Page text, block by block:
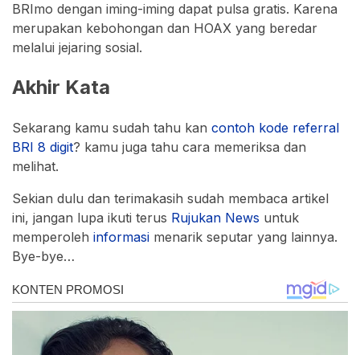
BRImo dengan iming-iming dapat pulsa gratis. Karena
merupakan kebohongan dan HOAX yang beredar
melalui jejaring sosial.
Akhir Kata
Sekarang kamu sudah tahu kan contoh kode referral
BRI 8 digit? kamu juga tahu cara memeriksa dan
melihat.
Sekian dulu dan terimakasih sudah membaca artikel
ini, jangan lupa ikuti terus Rujukan News untuk
memperoleh informasi menarik seputar yang lainnya.
Bye-bye…